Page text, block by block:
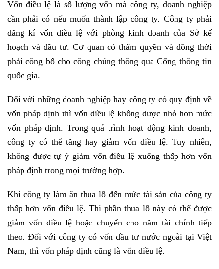
Vốn điều lệ là số lượng vốn mà công ty, doanh nghiệp
cần phải có nếu muốn thành lập công ty. Công ty phải
đăng kí vốn điều lệ với phòng kinh doanh của Sở kế
hoạch và đầu tư. Cơ quan có thẩm quyền và đồng thời
phải công bố cho công chúng thông qua Cổng thông tin
quốc gia.
Đối với những doanh nghiệp hay công ty có quy định về
vốn pháp định thì vốn điều lệ không được nhỏ hơn mức
vốn pháp định. Trong quá trình hoạt động kinh doanh,
công ty có thể tăng hay giảm vốn điều lệ. Tuy nhiên,
không được tự ý giảm vốn điều lệ xuống thấp hơn vốn
pháp định trong mọi trường hợp.
Khi công ty làm ăn thua lỗ đến mức tài sản của công ty
thấp hơn vốn điều lệ. Thì phần thua lỗ này có thể được
giảm vốn điều lệ hoặc chuyển cho năm tài chính tiếp
theo. Đối với công ty có vốn đầu tư nước ngoài tại Việt
Nam, thì vốn pháp định cũng là vốn điều lệ.